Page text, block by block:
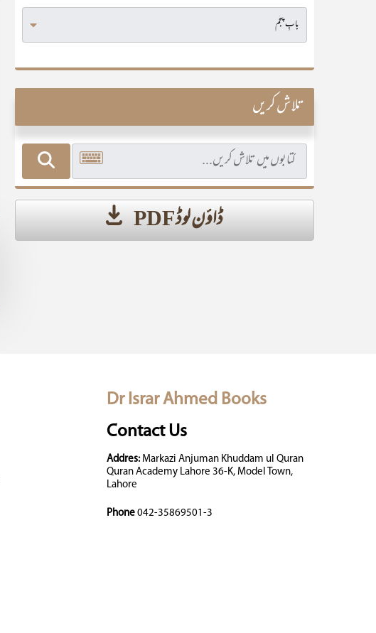
تلاش کریں
ڈاؤن لوڈ PDF
Dr Israr Ahmed Books
Contact Us
Addres:Markazi Anjuman Khuddam ul Quran
Quran Academy Lahore 36-K, Model Town,
Lahore
Phone 042-35869501-3